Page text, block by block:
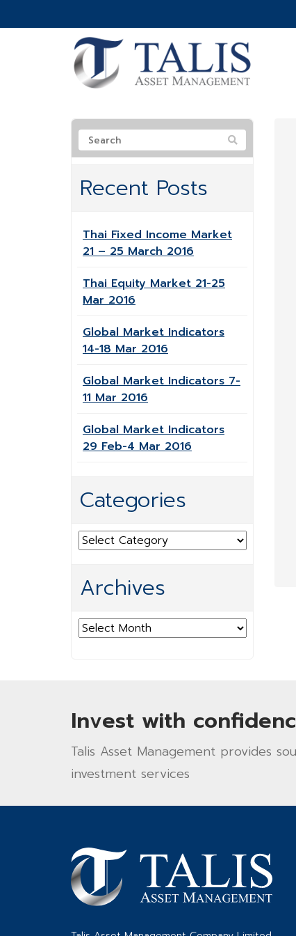
Recent Posts
Thai Fixed Income Market
21 – 25 March 2016
Thai Equity Market 21-25
Mar 2016
Global Market Indicators
14-18 Mar 2016
Global Market Indicators 7-
11 Mar 2016
Global Market Indicators
29 Feb-4 Mar 2016
Categories
Categories
Archives
Archives
Invest with
Talis Asset Management provides
investment services